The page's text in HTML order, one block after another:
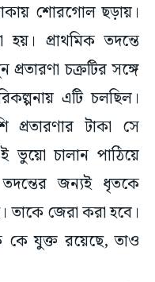
শোরগোল ছড়ায়।
প্রাথমিক তদন্তে
চক্রটির সঙ্গে
এটি চলছিল।
প্রতারণার টাকা সে
ভুয়ো চালান পাঠিয়ে
জন্যই ধৃতকে
তাকে জেরা করা হবে।
যুক্ত রয়েছে, তাও